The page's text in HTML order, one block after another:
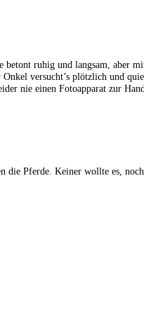
ruhig und langsam, aber
versucht’s plötzlich und
nie einen Fotoapparat zur
Pferde. Keiner wollte es,